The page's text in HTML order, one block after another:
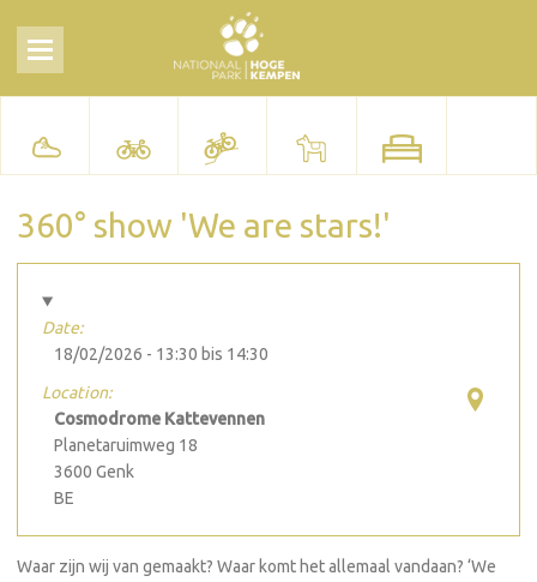
360° show 'We are stars!'
Date:
18/02/2026 - 13:30 bis 14:30
Location:
Cosmodrome Kattevennen
Planetaruimweg 18
3600 Genk
BE
Waar zijn wij van gemaakt? Waar komt het allemaal vandaan? ‘We